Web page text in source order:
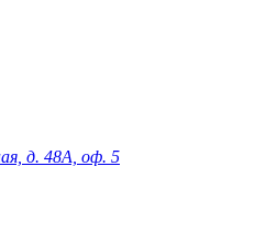
д. 48А, оф. 5